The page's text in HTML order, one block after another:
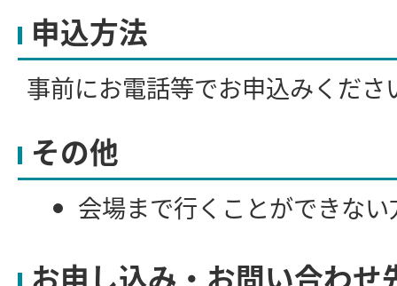
申込方法
事前にお電話等でお申込みくださ
その他
会場まで行くことができな
ご家族による相談にも応じ
お申し込み・お問い合わせ